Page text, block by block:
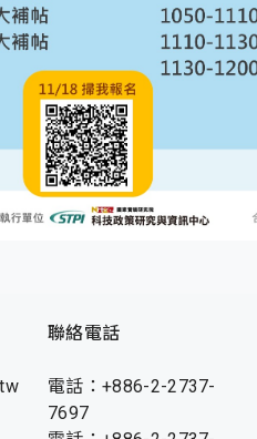
聯絡電話
電話：+886-2-2737-
7697